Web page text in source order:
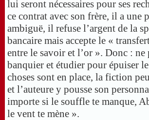
lui seront nécessaires pour ses
ce contrat avec son frère, il a une
ambiguë, il refuse l’argent de la
bancaire mais accepte le «
entre le savoir et l’or ». Donc : ne
banquier et étudier pour épuiser
choses sont en place, la fiction
et l’auteure y pousse son
importe si le souffle te manque,
le vent te mène ».